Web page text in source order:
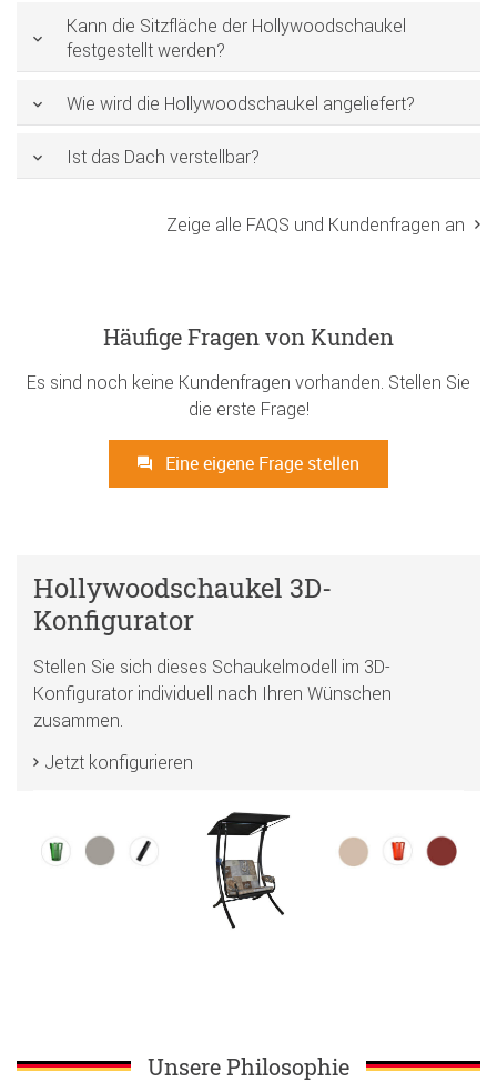
Kann die Sitzfläche der Hollywoodschaukel
festgestellt werden?
Wie wird die Hollywoodschaukel angeliefert?
Ist das Dach verstellbar?
Zeige alle FAQS und Kundenfragen an
Häufige Fragen von Kunden
Es sind noch keine Kundenfragen vorhanden. Stellen Sie
die erste Frage!
Eine eigene Frage stellen
Hollywoodschaukel 3D-
Konfigurator
Stellen Sie sich dieses Schaukelmodell im 3D-
Konfigurator individuell nach Ihren Wünschen
zusammen.
Jetzt konfigurieren
Unsere Philosophie